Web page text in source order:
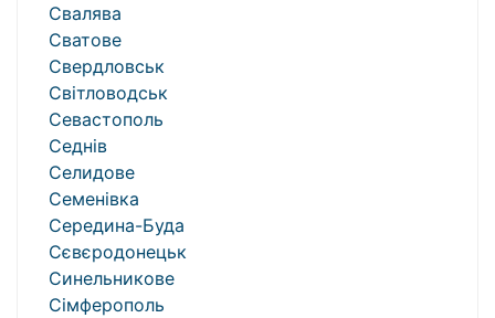
Свалява
Сватове
Свердловськ
Світловодськ
Севастополь
Седнів
Селидове
Семенівка
Середина-Буда
Сєвєродонецьк
Синельникове
Сімферополь